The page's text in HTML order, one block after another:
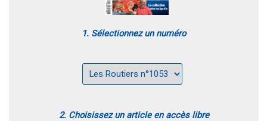
1. Sélectionnez un numéro
2. Choisissez un article en accès libre